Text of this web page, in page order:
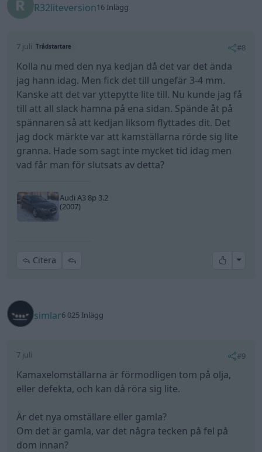
R32liteversion16 Inlägg
7 juli Trådstartare #8
Kolla nu med den nya kedjan då det var det ända
jag hann idag. Men fick det till ungefär 3-4 mm.
Kanske att det var yttepytte lite till. Nu kunde jag få
till att all slack hamna på ena sidan. Spände åt på
spännaren så att kedjan liksom flyttades dit. Det
jag dock märkte var att kamställarna rörde sig lite
granna. Hade som sagt inte mycket tid idag men
vad får man för slutsats av detta?
Audi A3 8p 3.2
(2007)
Citera All
simlar6 025 Inlägg
7 juli #9
Kamaxelomställarna är förmodligen tom på olja,
eller defekta, och kan då röra sig lite.
Är det nya omställare eller gamla?
Om det är gamla, var det några tecken på fel på
dom innan?